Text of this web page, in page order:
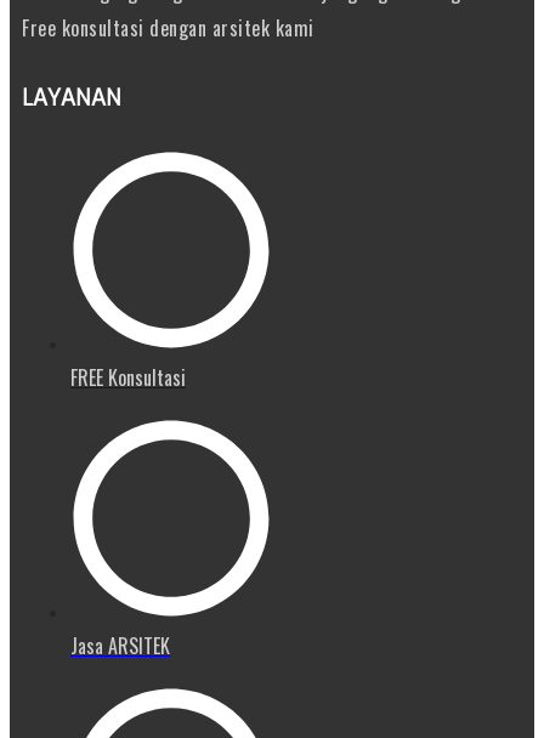
Free konsultasi dengan arsitek kami
LAYANAN
FREE Konsultasi
Jasa ARSITEK